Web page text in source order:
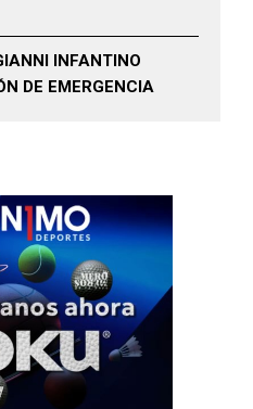
INFANTINO
DE EMERGENCIA